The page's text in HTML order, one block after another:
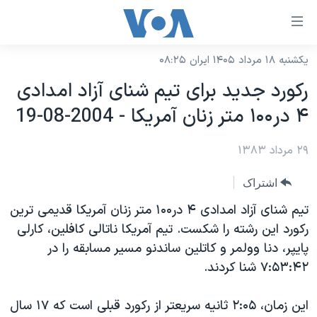
لینکهای
دسترسی
جهش
به
محتوای
اصلی
اصلی
جهش
به
جستجو
نسخه سبک وب‌سایت
موضوع ها
ایران
آمریکا
جهان
ورزشی
گزیده‌ها
ویدیوها
برنامه های تلویزیونی
جدول برنامه ها
صفحه‌های ویژه
جام جهانی ۲۰۲۶
عملیات خشم حماسی
بایگانی برنامه‌های تلویزیونی
فرکانس‌های صدای آمریکا
پخش رادیویی
یکشنبه ۱۸ مرداد ۱۴۰۵ ایران ۰۸:۲۵
رکورد جديد برای تيم شنای آزاد امدادی
۴ در۱۰۰ متر زنان آمريکا - 2004-08-19
۲۹ مرداد ۱۳۸۳
اشتراک
تيم شنای آزاد امدادی ۴ در۱۰۰ متر زنان آمريکا قديمی ترين
رکورد اين رشته را شکست. تيم آمريکا ناتالی کافلين، کارلی
پايپر، دنا وولمر و کاتلين ساندنو مسير مسابقه را در
۷:۵۳:۴۲ شنا کردند.
اين زمان، ۲:۰۵ ثانيه سريعتر از رکورد قبلی است که ۱۷ سال